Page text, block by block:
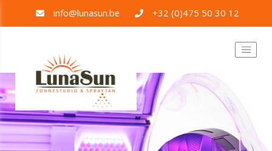
info@lunasun.be +32 (0)475 50 30 12